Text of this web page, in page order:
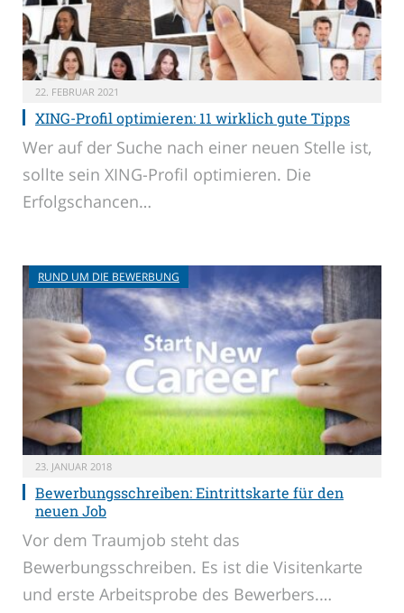
22. FEBRUAR 2021
XING-Profil optimieren: 11 wirklich gute Tipps
Wer auf der Suche nach einer neuen Stelle ist,
sollte sein XING-Profil optimieren. Die
Erfolgschancen…
RUND UM DIE BEWERBUNG
23. JANUAR 2018
Bewerbungsschreiben: Eintrittskarte für den
neuen Job
Vor dem Traumjob steht das
Bewerbungsschreiben. Es ist die Visitenkarte
und erste Arbeitsprobe des Bewerbers.…